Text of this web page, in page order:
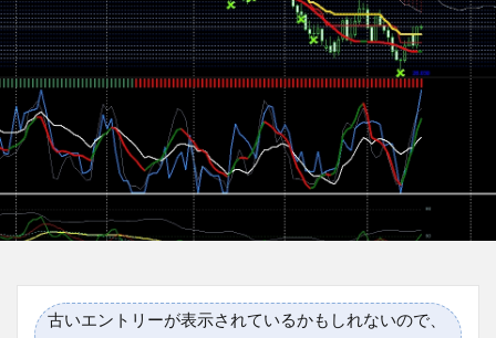
古いエントリーが表示されているかもしれないので、
検索